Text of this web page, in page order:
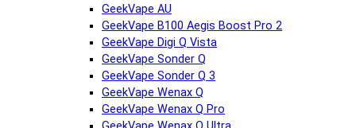
GeekVape AU
GeekVape B100 Aegis Boost Pro 2
GeekVape Digi Q Vista
GeekVape Sonder Q
GeekVape Sonder Q 3
GeekVape Wenax Q
GeekVape Wenax Q Pro